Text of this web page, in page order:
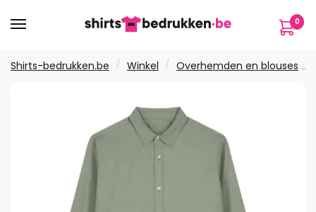
naar
naar
inhoud
0
Shirts-bedrukken.be / Winkel / Overhemden en blouses